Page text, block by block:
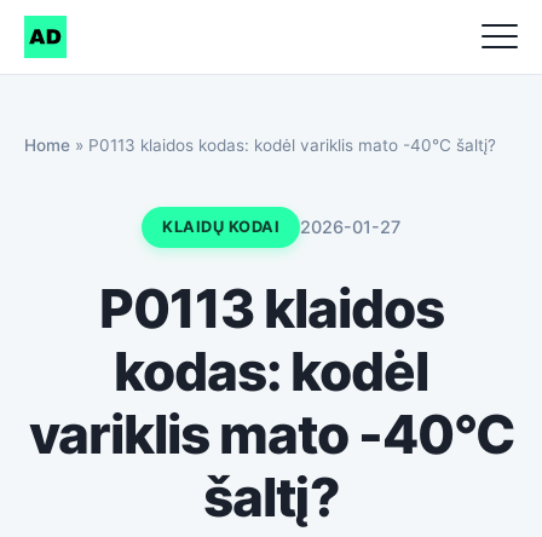
Home » P0113 klaidos kodas: kodėl variklis mato -40°C šaltį?
KLAIDŲ KODAI 2026-01-27
P0113 klaidos
kodas: kodėl
variklis mato -40°C
šaltį?